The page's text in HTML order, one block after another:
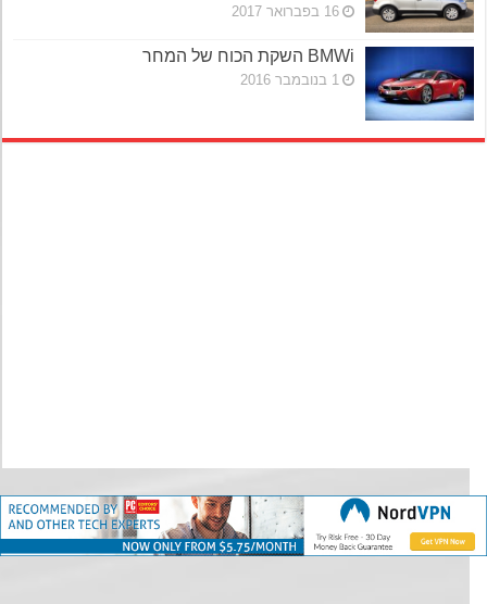
16 בפברואר 2017
BMWi השקת הכוח של המחר
1 בנובמבר 2016